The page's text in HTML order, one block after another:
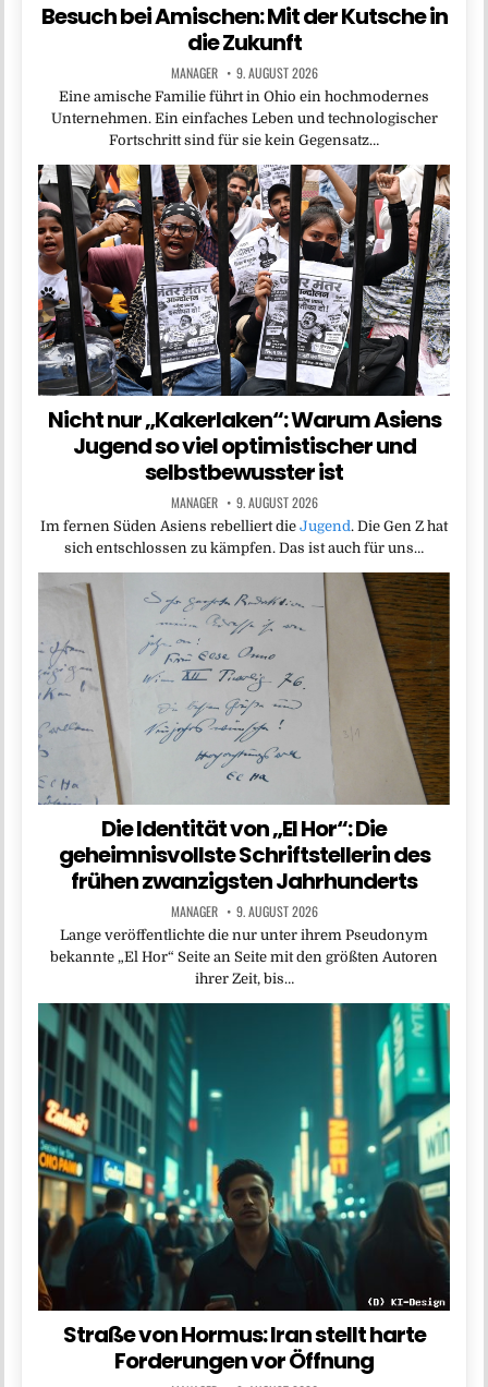
Besuch bei Amischen: Mit der Kutsche in
die Zukunft
MANAGER 9. AUGUST 2026
Eine amische Familie führt in Ohio ein hochmodernes
Unternehmen. Ein einfaches Leben und technologischer
Fortschritt sind für sie kein Gegensatz…
Nicht nur „Kakerlaken“: Warum Asiens
Jugend so viel optimistischer und
selbstbewusster ist
MANAGER 9. AUGUST 2026
Im fernen Süden Asiens rebelliert die Jugend. Die Gen Z hat
sich entschlossen zu kämpfen. Das ist auch für uns…
Die Identität von „El Hor“: Die
geheimnisvollste Schriftstellerin des
frühen zwanzigsten Jahrhunderts
MANAGER 9. AUGUST 2026
Lange veröffentlichte die nur unter ihrem Pseudonym
bekannte „El Hor“ Seite an Seite mit den größten Autoren
ihrer Zeit, bis…
Straße von Hormus: Iran stellt harte
Forderungen vor Öffnung